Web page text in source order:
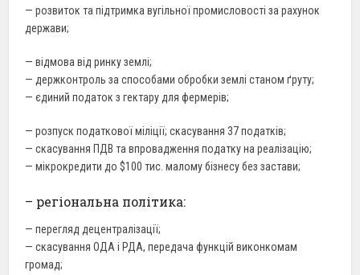
— розвиток та підтримка вугільної промисловості за рахунок
держави;
— відмова від ринку землі;
— держконтроль за способами обробки землі станом ґруту;
— єдиний податок з гектару для фермерів;
— розпуск податкової міліції; скасування 37 податків;
— скасування ПДВ та впровадження податку на реалізацію;
— мікрокредити до $100 тис. малому бізнесу без застави;
– регіональна політика:
— перегляд децентралізації;
— скасування ОДА і РДА, передача функцій виконкомам
громад;